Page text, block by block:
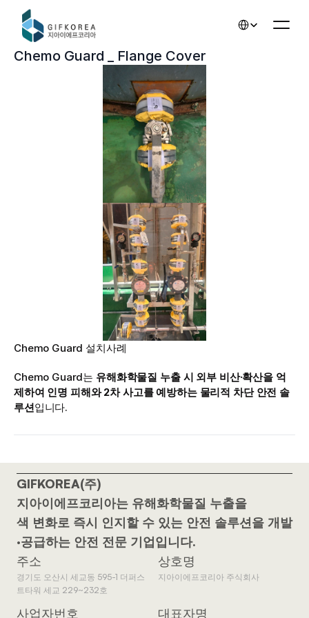
Chemo Guard _ Flange Cover
Chemo Guard 설치사례
Chemo Guard는 유해화학물질 누출 시 외부 비산·확산을 억
제하여 인명 피해와 2차 사고를 예방하는 물리적 차단 안전 솔
루션입니다.
GIFKOREA(주)
지아이에프코리아는 유해화학물질 누출을
색 변화로 즉시 인지할 수 있는 안전 솔루션을 개발
·공급하는 안전 전문 기업입니다.
주소
경기도 오산시 세교동 595-1 더퍼스
트타워 세교 229~232호
상호명
지아이에프코리아 주식회사
사업자번호 대표자명